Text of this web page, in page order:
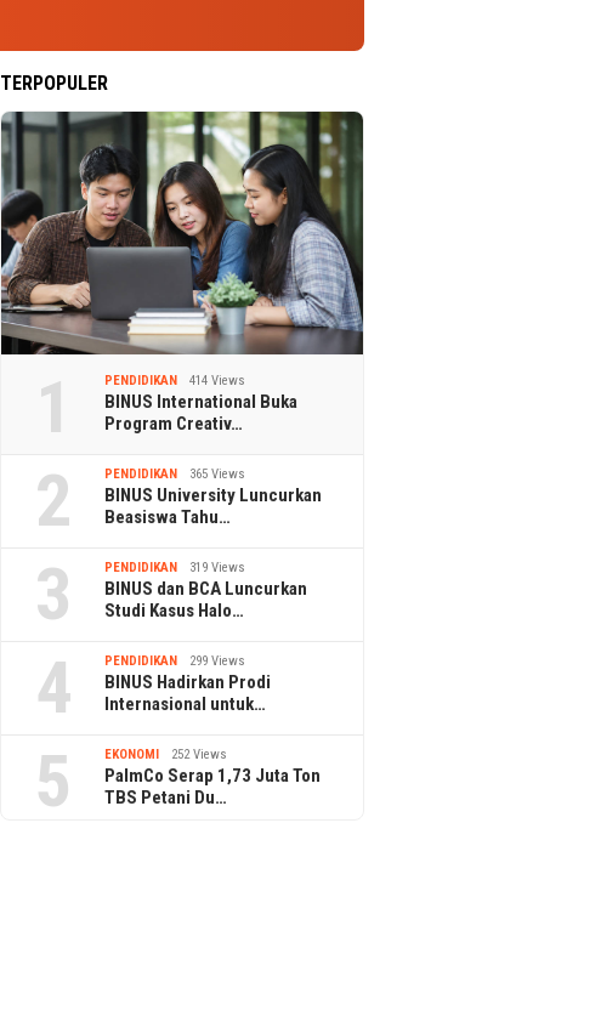
TERPOPULER
1 PENDIDIKAN 414 Views
BINUS International Buka
Program Creativ…
2 PENDIDIKAN 365 Views
BINUS University Luncurkan
Beasiswa Tahu…
3 PENDIDIKAN 319 Views
BINUS dan BCA Luncurkan
Studi Kasus Halo…
4 PENDIDIKAN 299 Views
BINUS Hadirkan Prodi
Internasional untuk…
5 EKONOMI 252 Views
PalmCo Serap 1,73 Juta Ton
TBS Petani Du…